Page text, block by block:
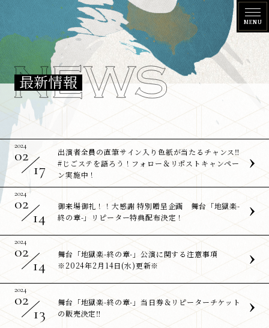
最新情報
N
W
2024
02
17
出演者全員の直筆サイン入り色紙が当たるチャンス‼
#じごステを語ろう！フォロー＆リポストキャンペー
ン実施中！
2024
02
14
御来場御礼！！大感謝 特別贈呈企画 舞台「地獄楽-
終の章-」リピーター特典配布決定！
2024
02
14
舞台「地獄楽-終の章-」公演に関する注意事項
※2024年2月14日(水)更新※
2024
02
13
舞台「地獄楽-終の章-」当日券＆リピーターチケット
の販売決定‼